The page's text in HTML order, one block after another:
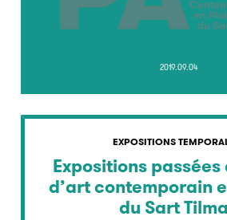
2019.09.04
EXPOSITIONS
Expositions passées
d’art contemporain
du Sart